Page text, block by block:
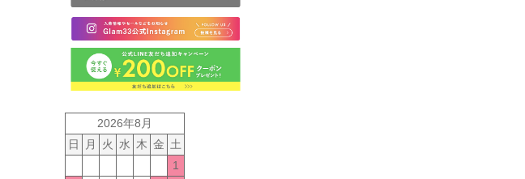
2026年8月
日
月 火 水 木 金 土
1